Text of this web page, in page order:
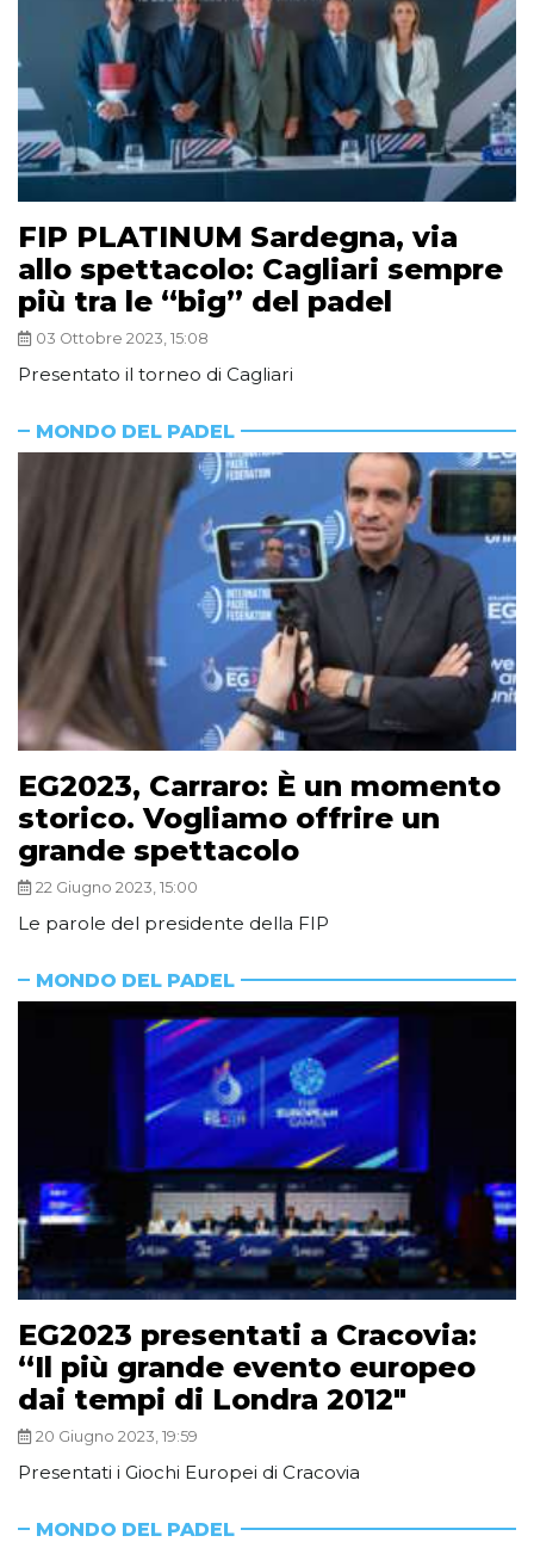
FIP PLATINUM Sardegna, via
allo spettacolo: Cagliari sempre
più tra le “big” del padel
03 Ottobre 2023, 15:08
Presentato il torneo di Cagliari
MONDO DEL PADEL
EG2023, Carraro: È un momento
storico. Vogliamo offrire un
grande spettacolo
22 Giugno 2023, 15:00
Le parole del presidente della FIP
MONDO DEL PADEL
EG2023 presentati a Cracovia:
“Il più grande evento europeo
dai tempi di Londra 2012″
20 Giugno 2023, 19:59
Presentati i Giochi Europei di Cracovia
MONDO DEL PADEL